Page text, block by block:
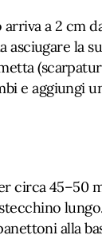
arriva a 2 cm
asciugare la
e aggiungi
circa 45–50
alla